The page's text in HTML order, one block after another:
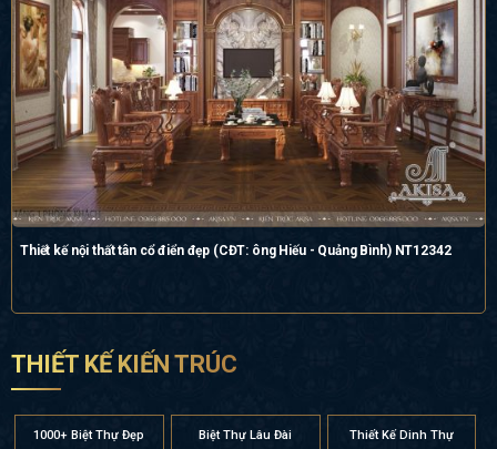
Thiết kế nội thất tân cổ điển đẹp (CĐT: ông Hiếu - Quảng Bình) NT12342
THIẾT KẾ KIẾN TRÚC
1000+ Biệt Thự Đẹp Biệt Thự Lâu Đài Thiết Kế Dinh Thự